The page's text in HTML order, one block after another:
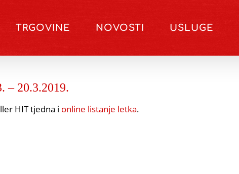
TRGOVINE NOVOSTI USLUGE
– 20.3.2019.
HIT tjedna i online listanje letka.